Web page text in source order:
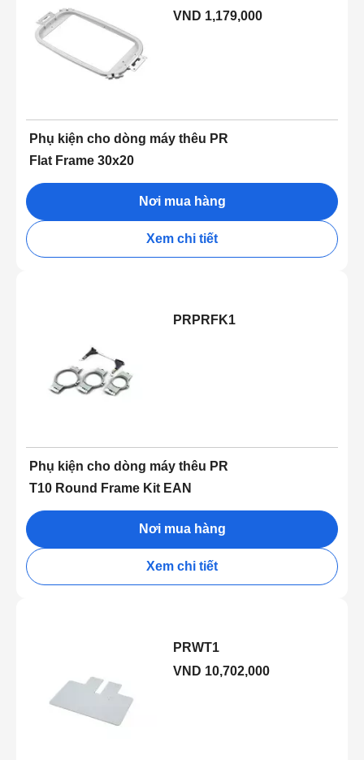
VND 1,179,000
Phụ kiện cho dòng máy thêu PR
Flat Frame 30x20
Nơi mua hàng
Xem chi tiết
PRPRFK1
Phụ kiện cho dòng máy thêu PR
T10 Round Frame Kit EAN
Nơi mua hàng
Xem chi tiết
PRWT1
VND 10,702,000